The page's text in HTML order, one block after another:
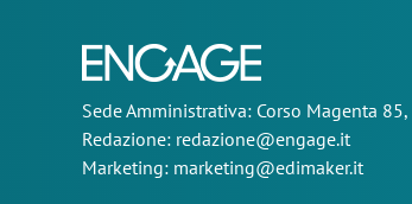
SedeAmministrativa: Corso Magenta 85,
Redazione: redazione@engage.it
Marketing: marketing@edimaker.it